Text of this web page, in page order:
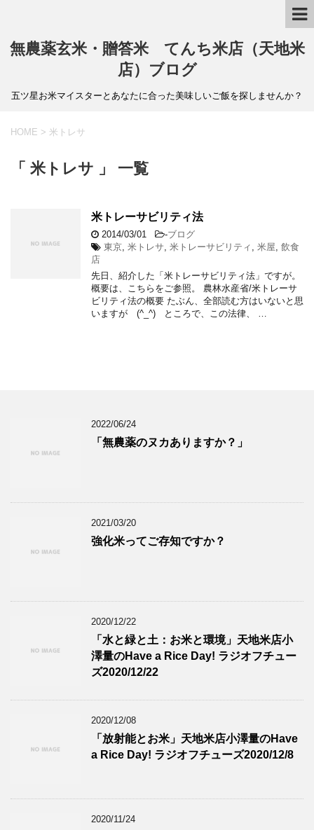
無農薬玄米・贈答米 てんち米店（天地米
店）ブログ
五ツ星お米マイスターとあなたに合った美味しいご飯を探しませんか？
HOME > 米トレサ
「 米トレサ 」 一覧
米トレーサビリティ法
2014/03/01 -ブログ
東京 米トレサ 米トレーサビリティ 米屋 飲食
店
先日、紹介した「米トレーサビリティ法」ですが。
概要は、こちらをご参照。 農林水産省/米トレーサ
ビリティ法の概要 たぶん、全部読む方はいないと思
いますが (^_^) ところで、この法律、 …
2022/06/24
「無農薬のヌカありますか？」
2021/03/20
強化米ってご存知ですか？
2020/12/22
「水と緑と土：お米と環境」天地米店小
澤量のHave a Rice Day! ラジオフチュー
ズ2020/12/22
2020/12/08
「放射能とお米」天地米店小澤量のHave
a Rice Day! ラジオフチューズ2020/12/8
2020/11/24